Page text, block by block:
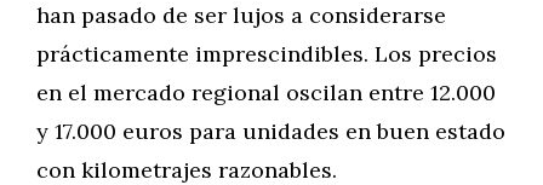
han pasado de ser lujos a considerarse
prácticamente imprescindibles. Los precios
en el mercado regional oscilan entre 12.000
y 17.000 euros para unidades en buen estado
con kilometrajes razonables.